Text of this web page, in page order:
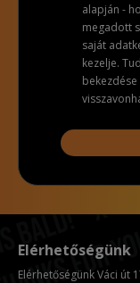
alapján -
megadott
saját
kezelje.
Elérhetőségünk
Elérhetőségünk Váci út